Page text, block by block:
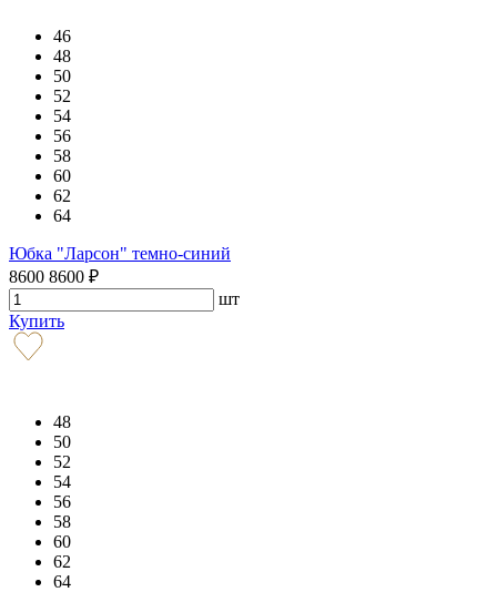
46
48
50
52
54
56
58
60
62
64
Юбка "Ларсон" темно-синий
8600 8600 ₽
шт
Купить
48
50
52
54
56
58
60
62
64